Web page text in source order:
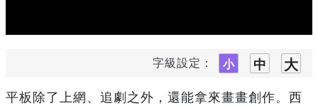
字級設定：
平板除了上網、追劇之外，還能拿來畫畫創作。西